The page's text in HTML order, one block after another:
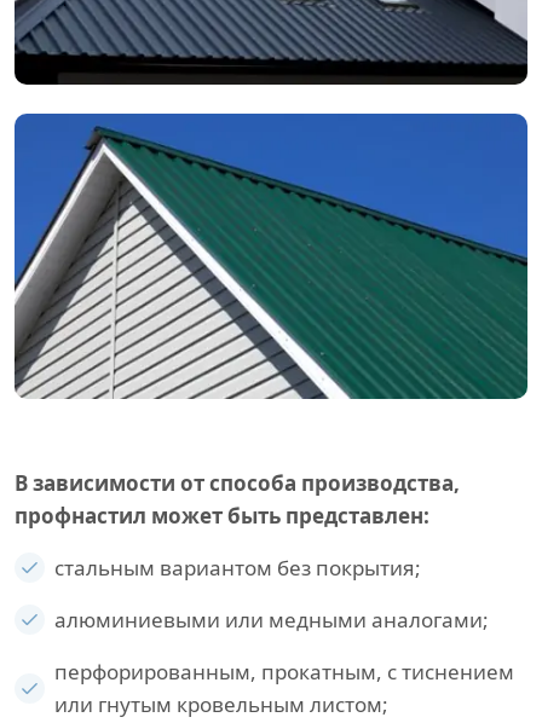
В зависимости от способа производства,
профнастил может быть представлен:
стальным вариантом без покрытия;
алюминиевыми или медными аналогами;
перфорированным, прокатным, с тиснением
или гнутым кровельным листом;